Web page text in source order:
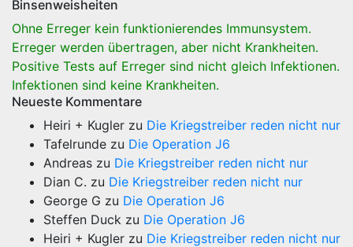
Binsenweisheiten
Ohne Erreger kein funktionierendes Immunsystem.
Erreger werden übertragen, aber nicht Krankheiten.
Positive Tests auf Erreger sind nicht gleich Infektionen.
Infektionen sind keine Krankheiten.
Neueste Kommentare
Heiri + Kugler zu Die Kriegstreiber reden nicht nur
Tafelrunde zu Die Operation J6
Andreas zu Die Kriegstreiber reden nicht nur
Dian C. zu Die Kriegstreiber reden nicht nur
George G zu Die Operation J6
Steffen Duck zu Die Operation J6
Heiri + Kugler zu Die Kriegstreiber reden nicht nur